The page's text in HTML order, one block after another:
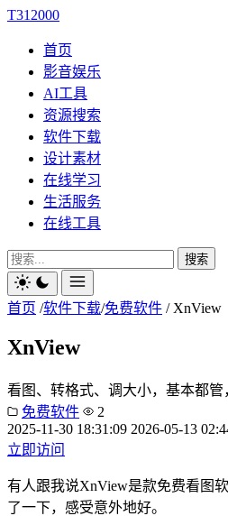
T312000
首页
影音娱乐
AI工具
资源搜索
软件下载
设计素材
在线学习
生活服务
在线工具
搜索
首页 /软件下载/免费软件 / XnView
XnView
看图、转格式、调大小，基本都
免费软件
2
2025-11-30 18:31:09 2026-05-13
立即访问
有人跟我说XnView是款免费看图
了一下，感受意外地好。